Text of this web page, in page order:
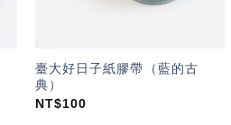
臺大好日子紙膠帶（藍的古
典）
NT$100